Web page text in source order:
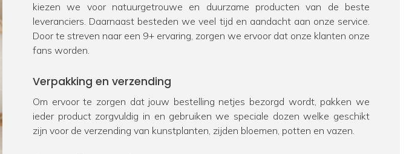
kiezen we voor natuurgetrouwe en duurzame producten van de beste
leveranciers. Daarnaast besteden we veel tijd en aandacht aan onze service.
Door te streven naar een 9+ ervaring, zorgen we ervoor dat onze klanten onze
fans worden.
Verpakking en verzending
Om ervoor te zorgen dat jouw bestelling netjes bezorgd wordt, pakken we
ieder product zorgvuldig in en gebruiken we speciale dozen welke geschikt
zijn voor de verzending van kunstplanten, zijden bloemen, potten en vazen.